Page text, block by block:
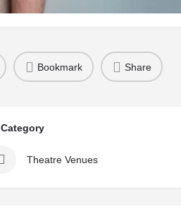
Vacancies
Bookmark Share
Category
Theatre Venues